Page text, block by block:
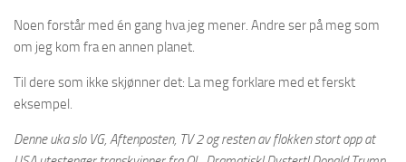
Noen forstår med én gang hva jeg mener. Andre ser på meg som
om jeg kom fra en annen planet.
Til dere som ikke skjønner det: La meg forklare med et ferskt
eksempel.
Denne uka slo VG, Aftenposten, TV 2 og resten av flokken stort opp at